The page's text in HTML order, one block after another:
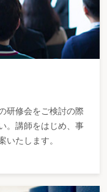
研修会をご検討の際
。講師をはじめ、事
いたします。